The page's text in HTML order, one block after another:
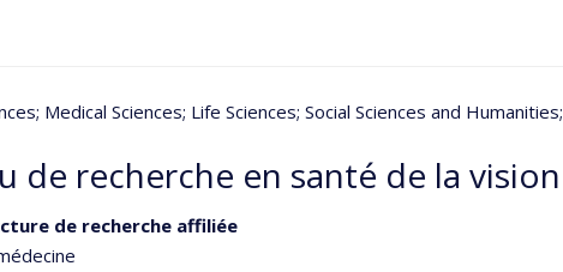
; Medical Sciences; Life Sciences; Social Sciences and Humanities
de recherche en santé de la vision
de recherche affiliée